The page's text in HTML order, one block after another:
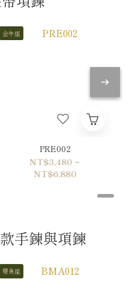
金牛座
PRE002
NT$3,480 ~
NT$6,880
手鍊與項鍊
雙魚座